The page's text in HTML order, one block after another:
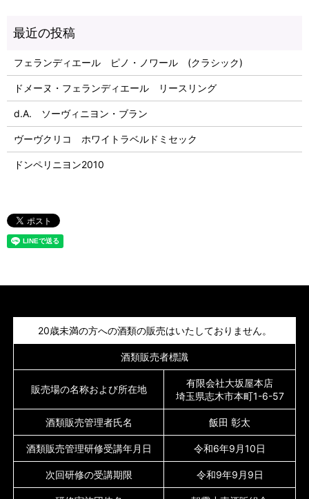
フェランディエール ピノ・ノワール (クラシック)
ドメーヌ・フェランディエール リースリング
d.A. ソーヴィニヨン・ブラン
ヴーヴクリコ ホワイトラベルドミセック
ドンペリニヨン2010
20歳未満の方への酒類の販売はいたしておりません。
酒類販売者標識
販売場の名称および所在地
有限会社大坂屋本店
埼玉県志木市本町1-6-57
酒類販売管理者氏名 飯田 彰太
酒類販売管理研修受講年月日 令和6年9月10日
次回研修の受講期限 令和9年9月9日